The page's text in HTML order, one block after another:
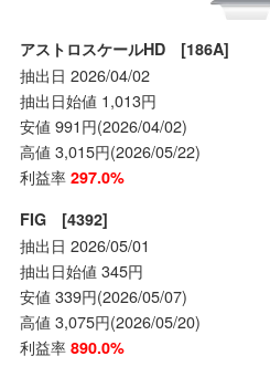
アストロスケールHD [186A]
抽出日 2026/04/02
抽出日始値 1,013円
安値 991円(2026/04/02)
高値 3,015円(2026/05/22)
利益率 297.0%
FIG [4392]
抽出日 2026/05/01
抽出日始値 345円
安値 339円(2026/05/07)
高値 3,075円(2026/05/20)
利益率 890.0%